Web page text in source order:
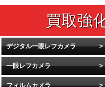
デジタル一眼レフカメラ
一眼レフカメラ
フィルムカメラ